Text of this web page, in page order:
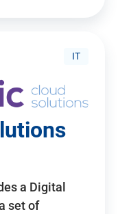
IT
a Digital
set of